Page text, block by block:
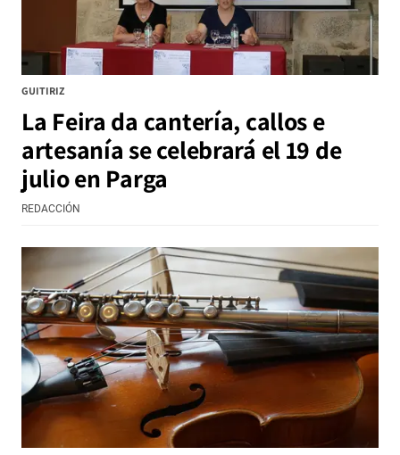
GUITIRIZ
La Feira da cantería, callos e
artesanía se celebrará el 19 de
julio en Parga
REDACCIÓN